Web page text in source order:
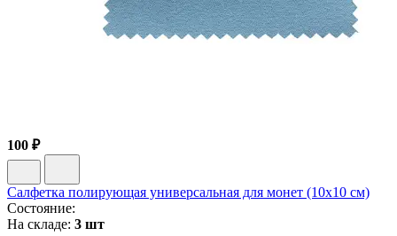
100 ₽
Салфетка полирующая универсальная для монет (10х10 см)
Состояние:
На складе: 3 шт